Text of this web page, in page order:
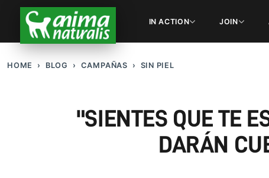
IN ACTION JOIN
HOME BLOG CAMPAÑAS SIN PIEL
"SIENTES QUE TE
DARÁN